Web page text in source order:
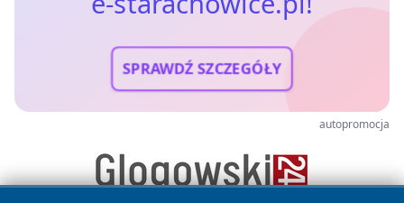
SPRAWDŹ SZCZEGÓŁY
autopromocja